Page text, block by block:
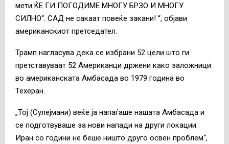
мети ЌЕ ГИ ПОГОДИМЕ МНОГУ БРЗО И МНОГУ
СИЛНО“. САД не сакаат повеќе закани! “, објави
американскиот претседател.
Трамп нагласува дека се избрани 52 цели што ги
претставуваат 52 Американци држени како заложници
во американската Амбасада во 1979 година во
Техеран.
„Тој (Сулејмани) веќе ја напаѓаше нашата Амбасада и
се подготвуваше за нови напади на други локации.
Иран со години не беше ништо друго освен проблем“,